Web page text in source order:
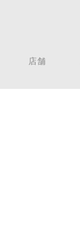
店舗